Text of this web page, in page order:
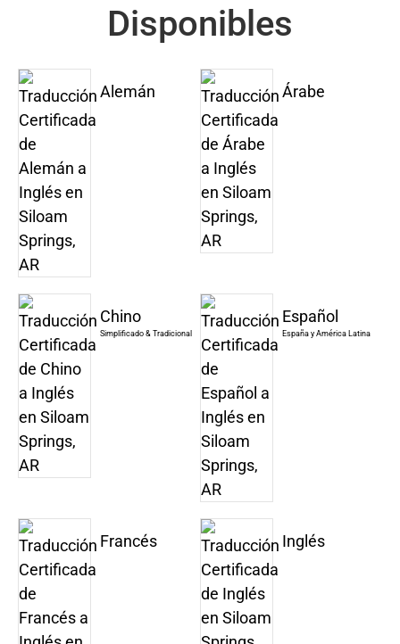
Disponibles
Alemán Árabe
Chino
Simplificado & Tradicional
Español
España y América Latina
Francés Inglés